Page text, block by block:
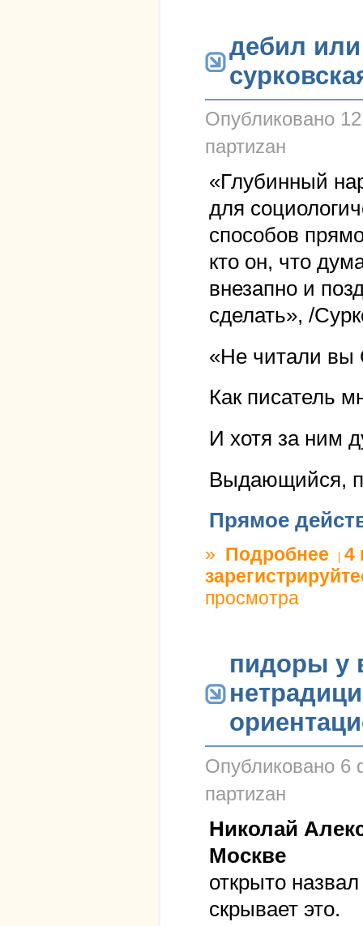
дебил или
Опубликовано
партиzан
«Глубинный
для
способов
кто он, что
внезапно и
сделать», /
«Не читали вы
Как писатель
И хотя за ним
Выдающийся,
Прямое
» Подробнее о 4
просмотра
пидоры у
Опубликовано 6
партиzан
Николай
Москве
открыто
скрывает это.